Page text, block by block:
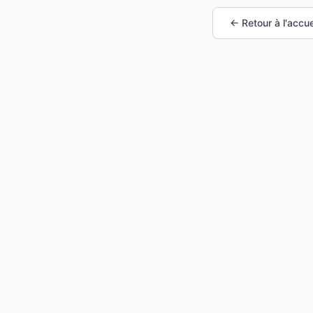
← Retour à